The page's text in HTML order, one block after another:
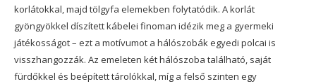
korlátokkal, majd tölgyfa elemekben folytatódik. A korlát
gyöngyökkel díszített kábelei finoman idézik meg a gyermeki
játékosságot – ezt a motívumot a hálószobák egyedi polcai is
visszhangozzák. Az emeleten két hálószoba található, saját
fürdőkkel és beépített tárolókkal, míg a felső szinten egy